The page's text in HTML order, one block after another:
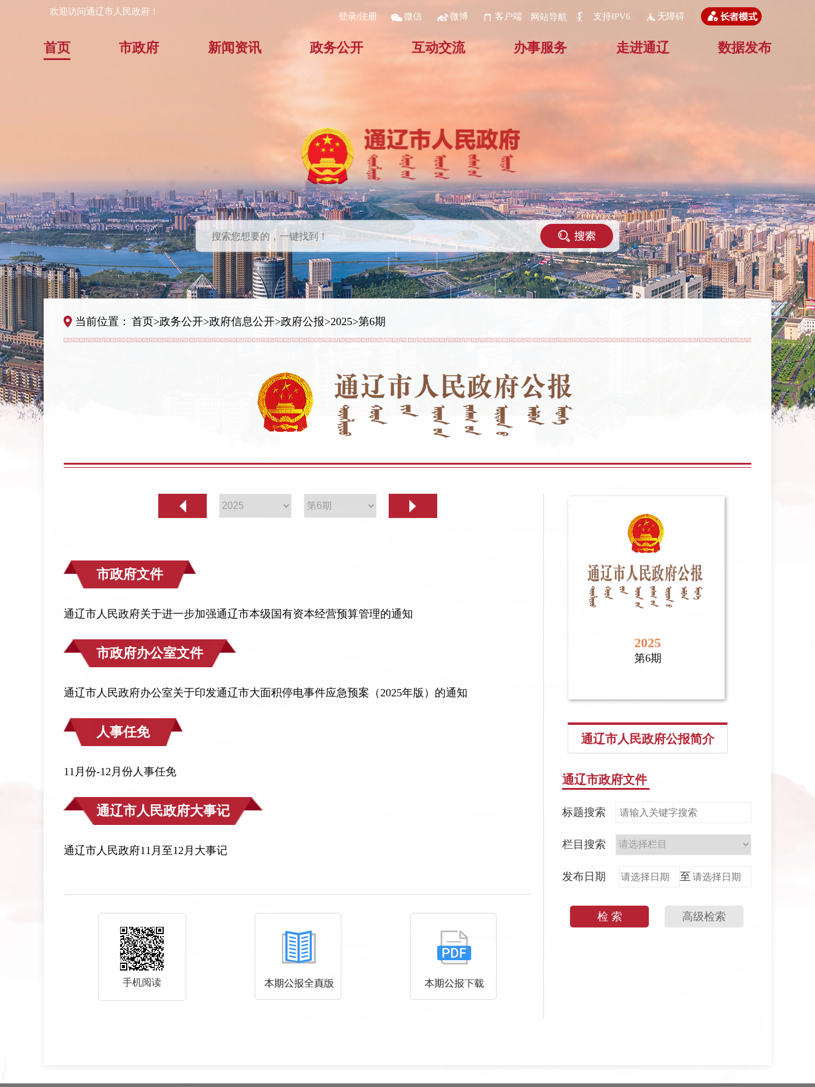
欢迎访问通辽市人民政府！ 登录/注册 微信 微博 客户端 网站导航 支持IPV6 无障碍
首页 市政府 新闻资讯 政务公开 互动交流 办事服务 走进通辽 数据发布
当前位置： 首页>政务公开>政府信息公开>政府公报>2025>第6期
市政府文件
通辽市人民政府关于进一步加强通辽市本级国有资本经营预算管理的通知
市政府办公室文件
通辽市人民政府办公室关于印发通辽市大面积停电事件应急预案（2025年版）的通知
人事任免
11月份-12月份人事任免
通辽市人民政府大事记
通辽市人民政府11月至12月大事记
手机阅读
2025
第6期
通辽市人民政府公报简介
通辽市政府文件
标题搜索
栏目搜索
发布日期 至
检 索 高级检索